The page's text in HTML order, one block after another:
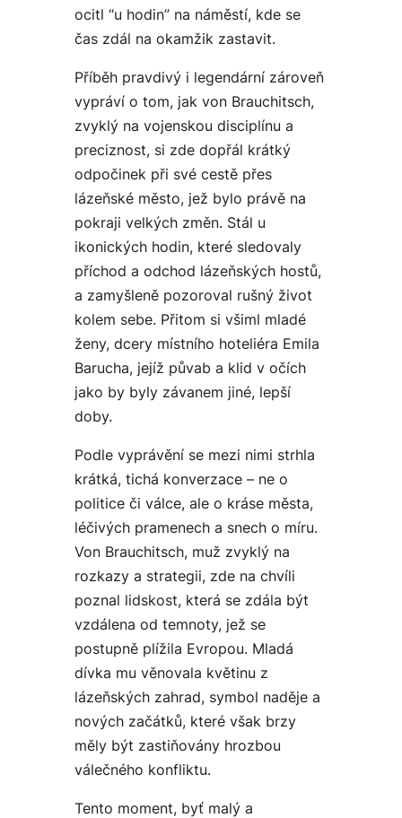
ocitl “u hodin” na náměstí, kde se
čas zdál na okamžik zastavit.
Příběh pravdivý i legendární zároveň
vypráví o tom, jak von Brauchitsch,
zvyklý na vojenskou disciplínu a
preciznost, si zde dopřál krátký
odpočinek při své cestě přes
lázeňské město, jež bylo právě na
pokraji velkých změn. Stál u
ikonických hodin, které sledovaly
příchod a odchod lázeňských hostů,
a zamyšleně pozoroval rušný život
kolem sebe. Přitom si všiml mladé
ženy, dcery místního hoteliéra Emila
Barucha, jejíž půvab a klid v očích
jako by byly závanem jiné, lepší
doby.
Podle vyprávění se mezi nimi strhla
krátká, tichá konverzace – ne o
politice či válce, ale o kráse města,
léčivých pramenech a snech o míru.
Von Brauchitsch, muž zvyklý na
rozkazy a strategii, zde na chvíli
poznal lidskost, která se zdála být
vzdálena od temnoty, jež se
postupně plížila Evropou. Mladá
dívka mu věnovala květinu z
lázeňských zahrad, symbol naděje a
nových začátků, které však brzy
měly být zastiňovány hrozbou
válečného konfliktu.
Tento moment, byť malý a